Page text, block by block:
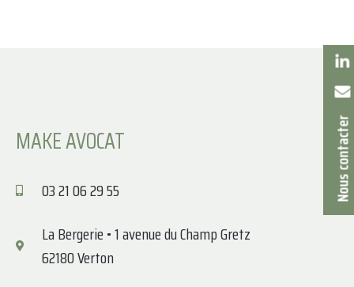
Nous
MAKE AVOCAT
03 21 06 29 55
La Bergerie • 1 avenue du Champ Gretz
62180 Verton